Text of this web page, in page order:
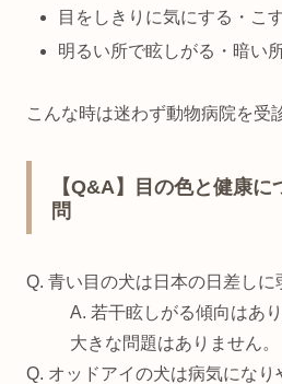
目をしきりに気にする・こ
明るい所で眩しがる・暗い
こんな時は迷わず動物病院を受
【Q&A】目の色と健康
問
Q. 青い目の犬は日本の日差しに
A. 若干眩しがる傾向はあ
大きな問題はありません。
Q. オッドアイの犬は病気になり